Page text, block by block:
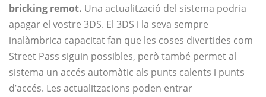
bricking remot. Una actualització del sistema podria
apagar el vostre 3DS. El 3DS i la seva sempre
inalàmbrica capacitat fan que les coses divertides com
Street Pass siguin possibles, però també permet al
sistema un accés automàtic als punts calents i punts
d’accés. Les actualitzacions poden entrar